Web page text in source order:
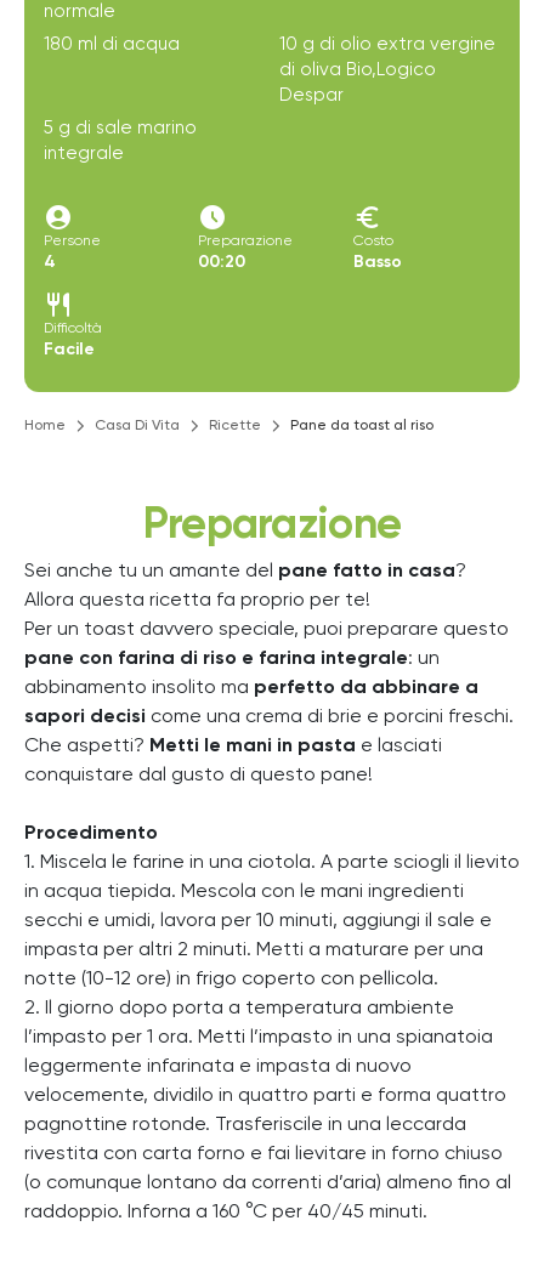
normale
180 ml di acqua
10 g di olio extra vergine
di oliva Bio,Logico
Despar
5 g di sale marino
integrale
account_circle
Persone
4
access_time_filled
Preparazione
00:20
euro
Costo
Basso
restaurant
Difficoltà
Facile
Home Casa Di Vita Ricette Pane da toast al riso
Preparazione
Sei anche tu un amante del pane fatto in casa?
Allora questa ricetta fa proprio per te!
Per un toast davvero speciale, puoi preparare questo
pane con farina di riso e farina integrale: un
abbinamento insolito ma perfetto da abbinare a
sapori decisi come una crema di brie e porcini freschi.
Che aspetti? Metti le mani in pasta e lasciati
conquistare dal gusto di questo pane!
Procedimento
1. Miscela le farine in una ciotola. A parte sciogli il lievito
in acqua tiepida. Mescola con le mani ingredienti
secchi e umidi, lavora per 10 minuti, aggiungi il sale e
impasta per altri 2 minuti. Metti a maturare per una
notte (10-12 ore) in frigo coperto con pellicola.
2. Il giorno dopo porta a temperatura ambiente
l’impasto per 1 ora. Metti l’impasto in una spianatoia
leggermente infarinata e impasta di nuovo
velocemente, dividilo in quattro parti e forma quattro
pagnottine rotonde. Trasferiscile in una leccarda
rivestita con carta forno e fai lievitare in forno chiuso
(o comunque lontano da correnti d’aria) almeno fino al
raddoppio. Inforna a 160 °C per 40/45 minuti.